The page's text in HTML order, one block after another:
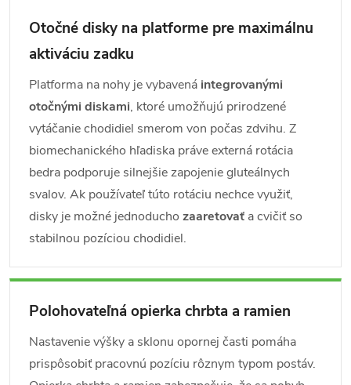
Otočné disky na platforme pre maximálnu
aktiváciu zadku
Platforma na nohy je vybavená integrovanými
otočnými diskami, ktoré umožňujú prirodzené
vytáčanie chodidiel smerom von počas zdvihu. Z
biomechanického hľadiska práve externá rotácia
bedra podporuje silnejšie zapojenie gluteálnych
svalov. Ak používateľ túto rotáciu nechce využiť,
disky je možné jednoducho zaaretovať a cvičiť so
stabilnou pozíciou chodidiel.
Polohovateľná opierka chrbta a ramien
Nastavenie výšky a sklonu opornej časti pomáha
prispôsobiť pracovnú pozíciu rôznym typom postáv.